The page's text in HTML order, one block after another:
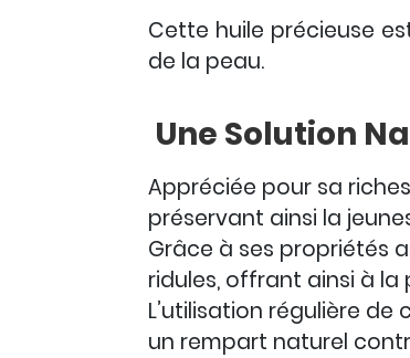
Cette huile précieuse
de la peau.
Une Solution
Appréciée pour sa
préservant ainsi la
Grâce à ses propriétés
ridules, offrant ainsi à
L’utilisation régulière
un rempart naturel